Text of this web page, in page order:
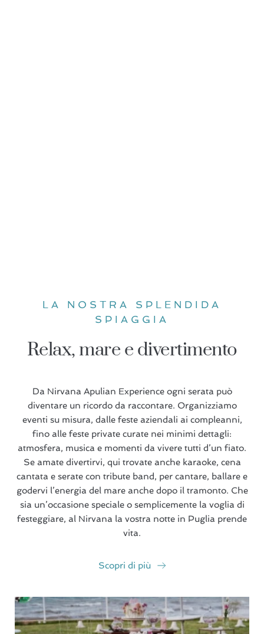
LA NOSTRA SPLENDIDA
SPIAGGIA
Relax, mare e divertimento
Da Nirvana Apulian Experience ogni serata può
diventare un ricordo da raccontare. Organizziamo
eventi su misura, dalle feste aziendali ai compleanni,
fino alle feste private curate nei minimi dettagli:
atmosfera, musica e momenti da vivere tutti d’un fiato.
Se amate divertirvi, qui trovate anche karaoke, cena
cantata e serate con tribute band, per cantare, ballare e
godervi l’energia del mare anche dopo il tramonto. Che
sia un’occasione speciale o semplicemente la voglia di
festeggiare, al Nirvana la vostra notte in Puglia prende
vita.
Scopri di più